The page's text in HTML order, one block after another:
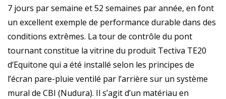
7 jours par semaine et 52 semaines par année, en font
un excellent exemple de performance durable dans des
conditions extrêmes. La tour de contrôle du pont
tournant constitue la vitrine du produit Tectiva TE20
d’Equitone qui a été installé selon les principes de
l’écran pare-pluie ventilé par l’arrière sur un système
mural de CBI (Nudura). Il s’agit d’un matériau en